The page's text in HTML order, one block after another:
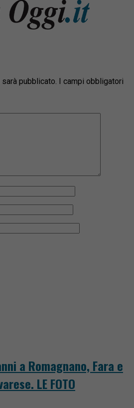
sarà pubblicato.
I campi obbligatori
a Romagnano, Fara e
LE FOTO